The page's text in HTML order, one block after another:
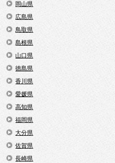
岡山県
広島県
鳥取県
島根県
山口県
徳島県
香川県
愛媛県
高知県
福岡県
大分県
佐賀県
長崎県